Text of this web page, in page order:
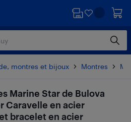
montres et bijoux Montres
Marine Star de Bulova
Caravelle en acier
bracelet en acier